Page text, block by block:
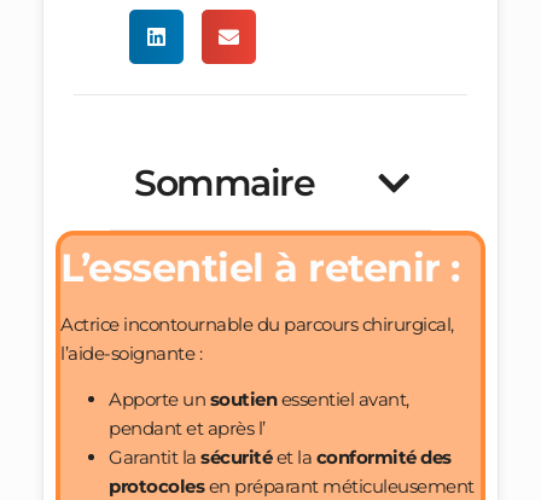
Sommaire
L’essentiel à retenir :
Actrice incontournable du parcours chirurgical,
l’aide-soignante :
Apporte un soutienessentiel avant,
pendant et après l’
Garantit la sécuritéet la conformité des
protocolesen préparant méticuleusement